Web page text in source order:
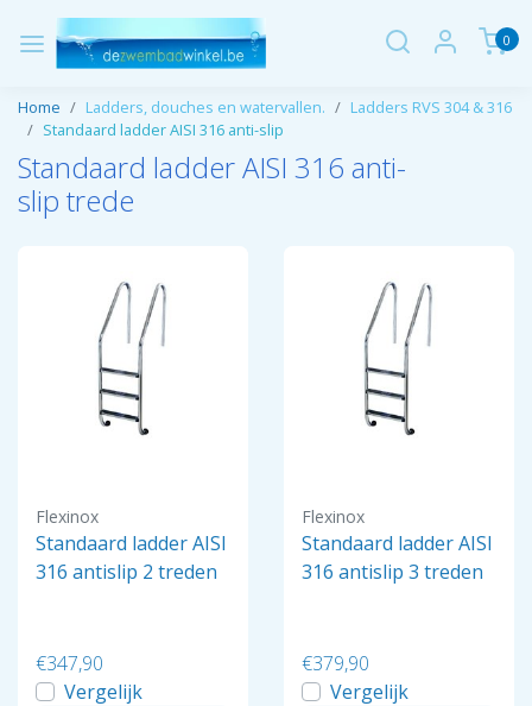
0
Home Ladders, douches en watervallen.
Ladders RVS 304 & 316
Standaard ladder AISI 316 anti-slip
Standaard ladder AISI 316 anti-
slip trede
Flexinox
Standaard ladder AISI
316 antislip 2 treden
€347,90
Vergelijk
Flexinox
Standaard ladder AISI
316 antislip 3 treden
€379,90
Vergelijk